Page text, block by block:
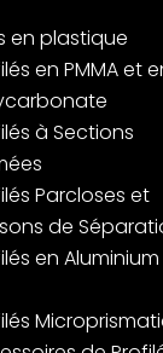
en plastique
en PMMA et
à Sections
Parcloses et
de
en